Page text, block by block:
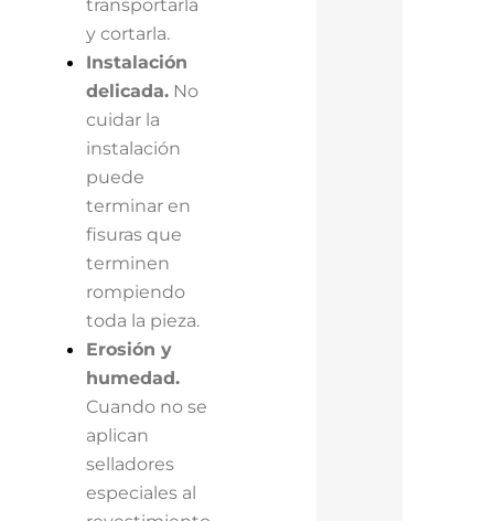
transportarla
y cortarla.
Instalación
delicada.No
cuidar la
instalación
puede
terminar en
fisuras que
terminen
rompiendo
toda la pieza.
Erosión y
humedad.
Cuando no se
aplican
selladores
especiales al